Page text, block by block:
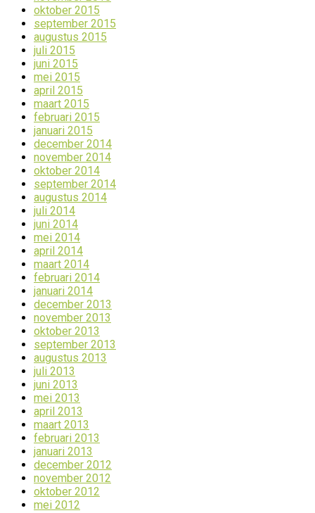
oktober 2015
september 2015
augustus 2015
juli 2015
juni 2015
mei 2015
april 2015
maart 2015
februari 2015
januari 2015
december 2014
november 2014
oktober 2014
september 2014
augustus 2014
juli 2014
juni 2014
mei 2014
april 2014
maart 2014
februari 2014
januari 2014
december 2013
november 2013
oktober 2013
september 2013
augustus 2013
juli 2013
juni 2013
mei 2013
april 2013
maart 2013
februari 2013
januari 2013
december 2012
november 2012
oktober 2012
mei 2012